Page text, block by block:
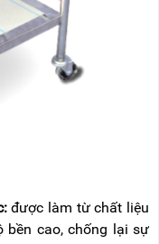
được làm từ chất liệu
bền cao, chống lại sự